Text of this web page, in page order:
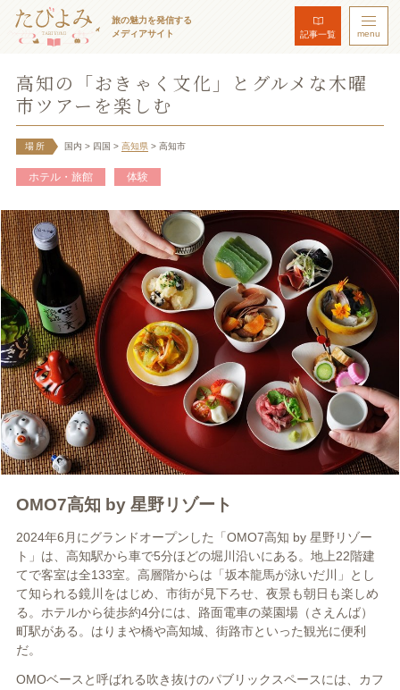
旅の魅力を発信する
メディアサイト
記事一覧 menu
高知の「おきゃく文化」とグルメな木曜
市ツアーを楽しむ
場所 国内 > 四国 > 高知県 > 高知市
ホテル・旅館 体験
OMO7高知 by 星野リゾート
2024年6月にグランドオープンした「OMO7高知 by 星野リゾー
ト」は、高知駅から車で5分ほどの堀川沿いにある。地上22階建
てで客室は全133室。高層階からは「坂本龍馬が泳いだ川」とし
て知られる鏡川をはじめ、市街が見下ろせ、夜景も朝日も楽しめ
る。ホテルから徒歩約4分には、路面電車の菜園場（さえんば）
町駅がある。はりまや橋や高知城、街路市といった観光に便利
だ。
OMOベースと呼ばれる吹き抜けのパブリックスペースには、カフ